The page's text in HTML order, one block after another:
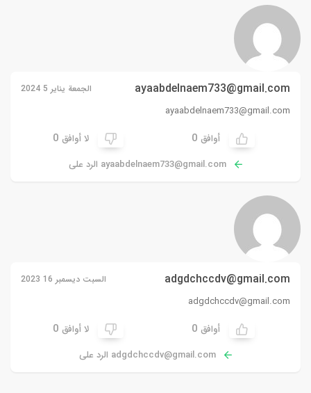
ayaabdelnaem733@gmail.com الجمعة يناير 5 2024
ayaabdelnaem733@gmail.com
أوافق 0 لا أوافق 0
ayaabdelnaem733@gmail.com الرد على
adgdchccdv@gmail.com السبت ديسمبر 16 2023
adgdchccdv@gmail.com
أوافق 0 لا أوافق 0
adgdchccdv@gmail.com الرد على